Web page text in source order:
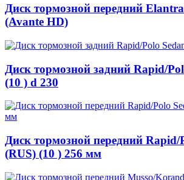
Диск тормозной передний
(Avante HD)
Диск тормозной задний Rapid/
(10 ) d 230
Диск тормозной передний Rapid/
(RUS) (10 ) 256 мм